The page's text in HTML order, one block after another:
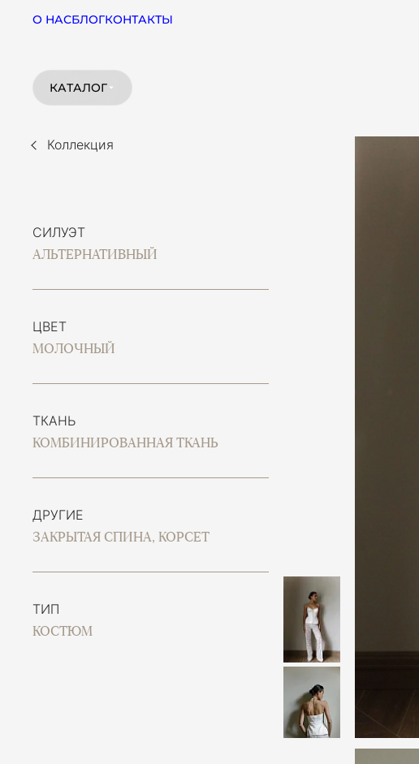
О НАСБЛОГКОНТАКТЫ
КАТАЛОГ
Коллекция
СИЛУЭТ
АЛЬТЕРНАТИВНЫЙ
ЦВЕТ
МОЛОЧНЫЙ
ТКАНЬ
КОМБИНИРОВАННАЯ ТКАНЬ
ДРУГИЕ
ЗАКРЫТАЯ СПИНА, КОРСЕТ
ТИП
КОСТЮМ